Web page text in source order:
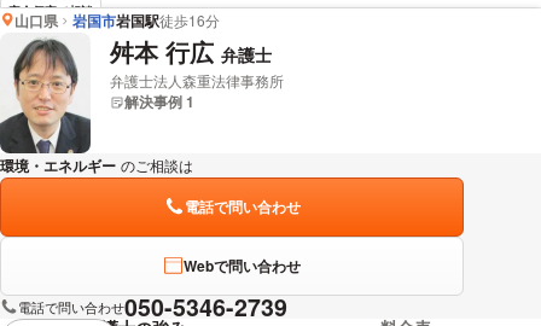
完全個室で相談
玉岡 範久 弁護士の詳細情報を見る
山口県 岩国市岩国駅徒歩16分
舛本 行広 弁護士
弁護士法人森重法律事務所
解決事例 1
環境・エネルギー のご相談は
電話で問い合わせ
Webで問い合わせ
電話で問い合わせ050-5346-2739